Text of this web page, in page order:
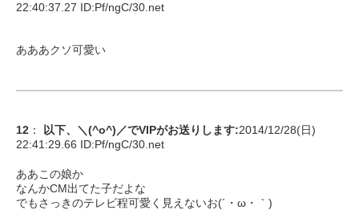
22:40:37.27 ID:Pf/ngC/30.net
あああクソ可愛い
12 ： 以下、＼(^o^)／でVIPがお送りします:2014/12/28(日)
22:41:29.66 ID:Pf/ngC/30.net
ああこの娘か
なんかCM出てた子だよな
でもさっきのテレビ程可愛く見えないお(´・ω・｀)